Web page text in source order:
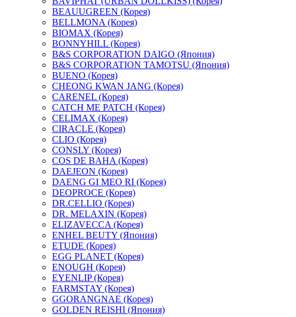
BEAUUGREEN (Корея)
BELLMONA (Корея)
BIOMAX (Корея)
BONNYHILL (Корея)
B&S CORPORATION DAIGO (Япония)
B&S CORPORATION TAMOTSU (Япония)
BUENO (Корея)
CHEONG KWAN JANG (Корея)
CARENEL (Корея)
CATCH ME PATCH (Корея)
CELIMAX (Корея)
CIRACLE (Корея)
CLIO (Корея)
CONSLY (Корея)
COS DE BAHA (Корея)
DAEJEON (Корея)
DAENG GI MEO RI (Корея)
DEOPROCE (Корея)
DR.CELLIO (Корея)
DR. MELAXIN (Корея)
ELIZAVECCA (Корея)
ENHEL BEUTY (Япония)
ETUDE (Корея)
EGG PLANET (Корея)
ENOUGH (Корея)
EYENLIP (Корея)
FARMSTAY (Корея)
GGORANGNAE (Корея)
GOLDEN REISHI (Япония)